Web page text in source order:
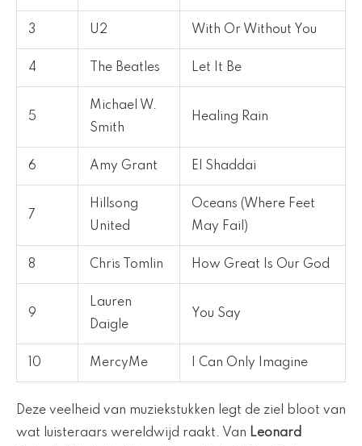
3 U2 With Or Without You
4 The Beatles Let It Be
5
Michael W.
Smith
Healing Rain
6 Amy Grant El Shaddai
7
Hillsong
United
Oceans (Where Feet
May Fail)
8 Chris Tomlin How Great Is Our God
9
Lauren
Daigle
You Say
10 MercyMe I Can Only Imagine
Deze veelheid van muziekstukken legt de ziel bloot van
wat luisteraars wereldwijd raakt. Van Leonard